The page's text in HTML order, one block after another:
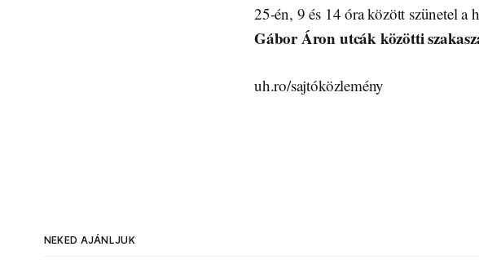
25-én, 9 és 14 óra között szünetel a
Gábor Áron utcák közötti
uh.ro/sajtóközlemény
NEKED AJÁNLJUK